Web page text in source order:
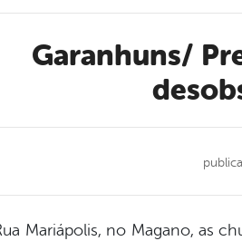
Garanhuns/ Prefeitura segue trabalhando realizando
Mariápolis, no Magano, as